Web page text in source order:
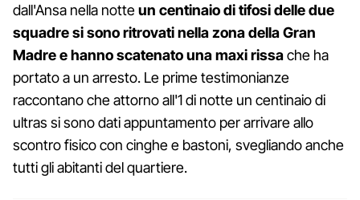
dall'Ansa nella notteun centinaio di tifosi delle due
squadre si sono ritrovati nella zona della Gran
Madre e hanno scatenato una maxi rissache ha
portato a un arresto. Le prime testimonianze
raccontano che attorno all'1 di notte un centinaio di
ultras si sono dati appuntamento per arrivare allo
scontro fisico con cinghe e bastoni, svegliando anche
tutti gli abitanti del quartiere.